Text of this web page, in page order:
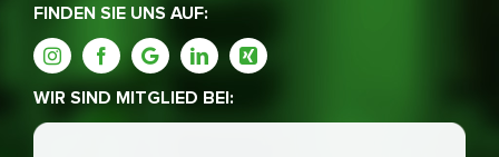
FINDEN SIE UNS AUF:
WIR SIND MITGLIED BEI: